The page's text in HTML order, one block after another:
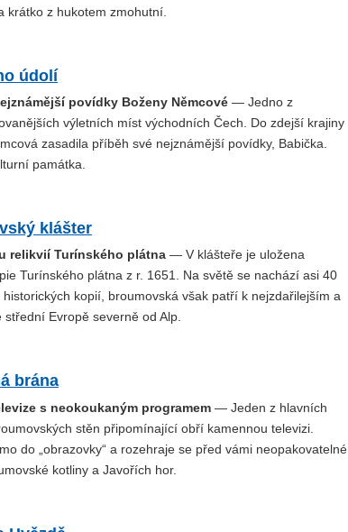
krátko z hukotem zmohutní.
údolí
povídky Boženy Němcové — Jedno z
výletních míst východních Čech. Do zdejší krajiny
zasadila příběh své nejznámější povídky, Babička.
památka.
klášter
relikvií Turínského plátna — V klášteře je uložena
Turínského plátna z r. 1651. Na světě se nachází asi 40
historických kopií, broumovská však patří k nejzdařilejším a
střední Evropě severně od Alp.
brána
s neokoukaným programem — Jeden z hlavních
stěn připomínající obří kamennou televizi.
do „obrazovky“ a rozehraje se před vámi neopakovatelné
kotliny a Javořích hor.